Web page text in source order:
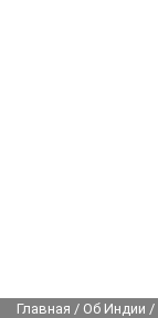
Главная / Об Индии /